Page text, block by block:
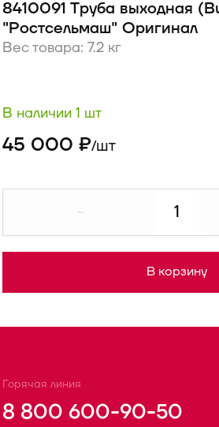
8410091 Труба выходная
"Ростсельмаш" Оригинал
Вес товара: 7.2 кг
В наличии 1 шт
45 000 ₽/шт
В корзину
Горячая линия
8 800 600-90-50